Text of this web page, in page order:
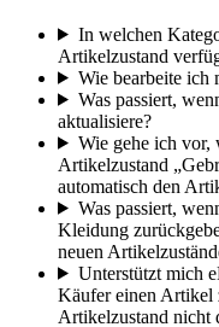
In welchen
Artikelzustand
Wie bearbeite ich
Was passiert,
aktualisiere?
Wie gehe ich vor,
Artikelzustand
automatisch den
Was passiert,
Kleidung
neuen
Unterstützt mich
Käufer einen Artikel
Artikelzustand nicht